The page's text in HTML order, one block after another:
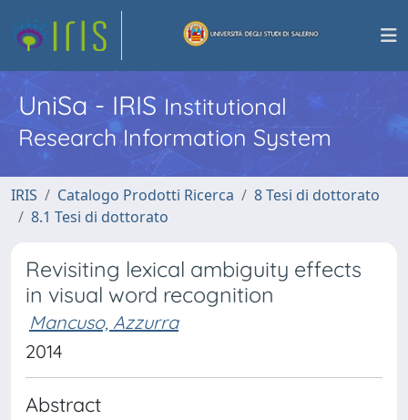
UniSa - IRISInstitutional
Research Information System
IRIS Catalogo Prodotti Ricerca
8 Tesi di dottorato
8.1 Tesi di dottorato
Revisiting lexical ambiguity effects
in visual word recognition
Mancuso, Azzurra
2014
Abstract